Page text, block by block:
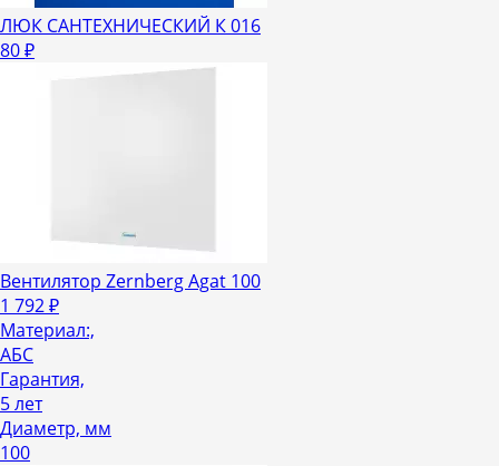
ЛЮК САНТЕХНИЧЕСКИЙ К 016
80₽
Вентилятор Zernberg Agat 100
1 792₽
Материал:,
АБС
Гарантия,
5 лет
Диаметр, мм
100